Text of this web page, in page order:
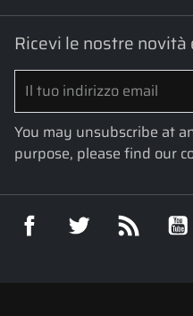
Ricevi le nostre
You may unsubscribe at
purpose, please find our
Facebook Twitter